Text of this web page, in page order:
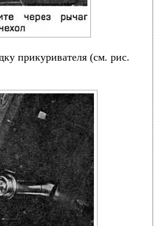
прикуривателя (см. рис.